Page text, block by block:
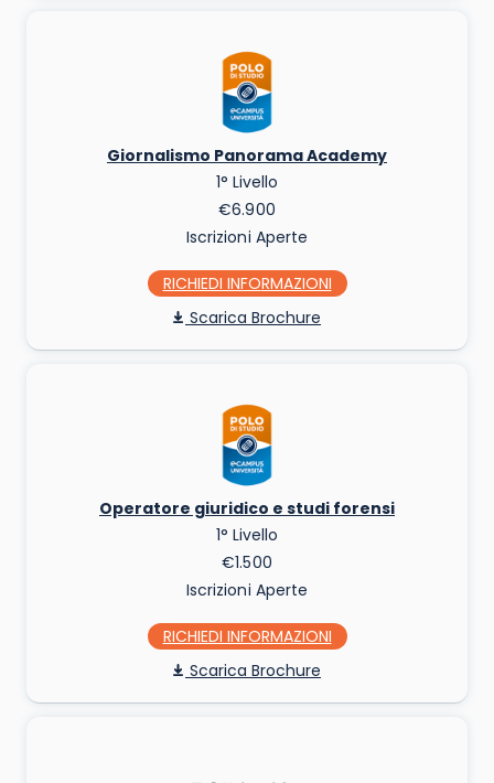
Giornalismo Panorama Academy
1° Livello
€6.900
Iscrizioni Aperte
RICHIEDI INFO
Scarica Brochure
Operatore giuridico e studi forensi
1° Livello
€1.500
Iscrizioni Aperte
RICHIEDI INFO
Scarica Brochure